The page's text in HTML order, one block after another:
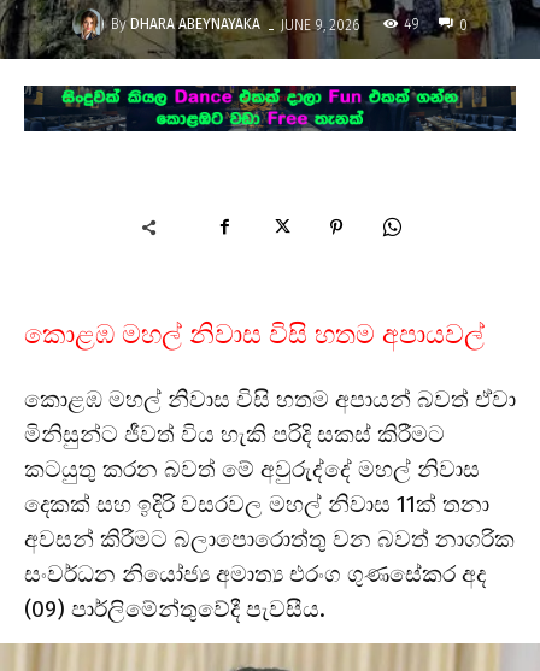
By DHARA ABEYNAYAKA - JUNE 9, 2026 49 0
කොළඹ මහල් නිවාස විසි හතම අපායවල්
කොළඹ මහල් නිවාස විසි හතම අපායන් බවත් ඒවා
මිනිසුන්ට ජීවත් විය හැකි පරිදි සකස් කිරීමට
කටයුතු කරන බවත් මේ අවුරුද්දේ මහල් නිවාස
දෙකක් සහ ඉදිරි වසරවල මහල් නිවාස 11ක් තනා
අවසන් කිරීමට බලාපොරොත්තු වන බවත් නාගරික
සංවර්ධන නියෝජ්‍ය අමාත්‍ය එරංග ගුණසේකර අද
(09) පාර්ලිමේන්තුවේදී පැවසීය.